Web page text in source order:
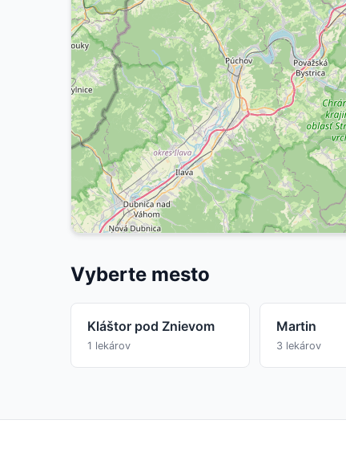
Vyberte mesto
Kláštor pod Znievom
1 lekárov
Martin
3 lekárov